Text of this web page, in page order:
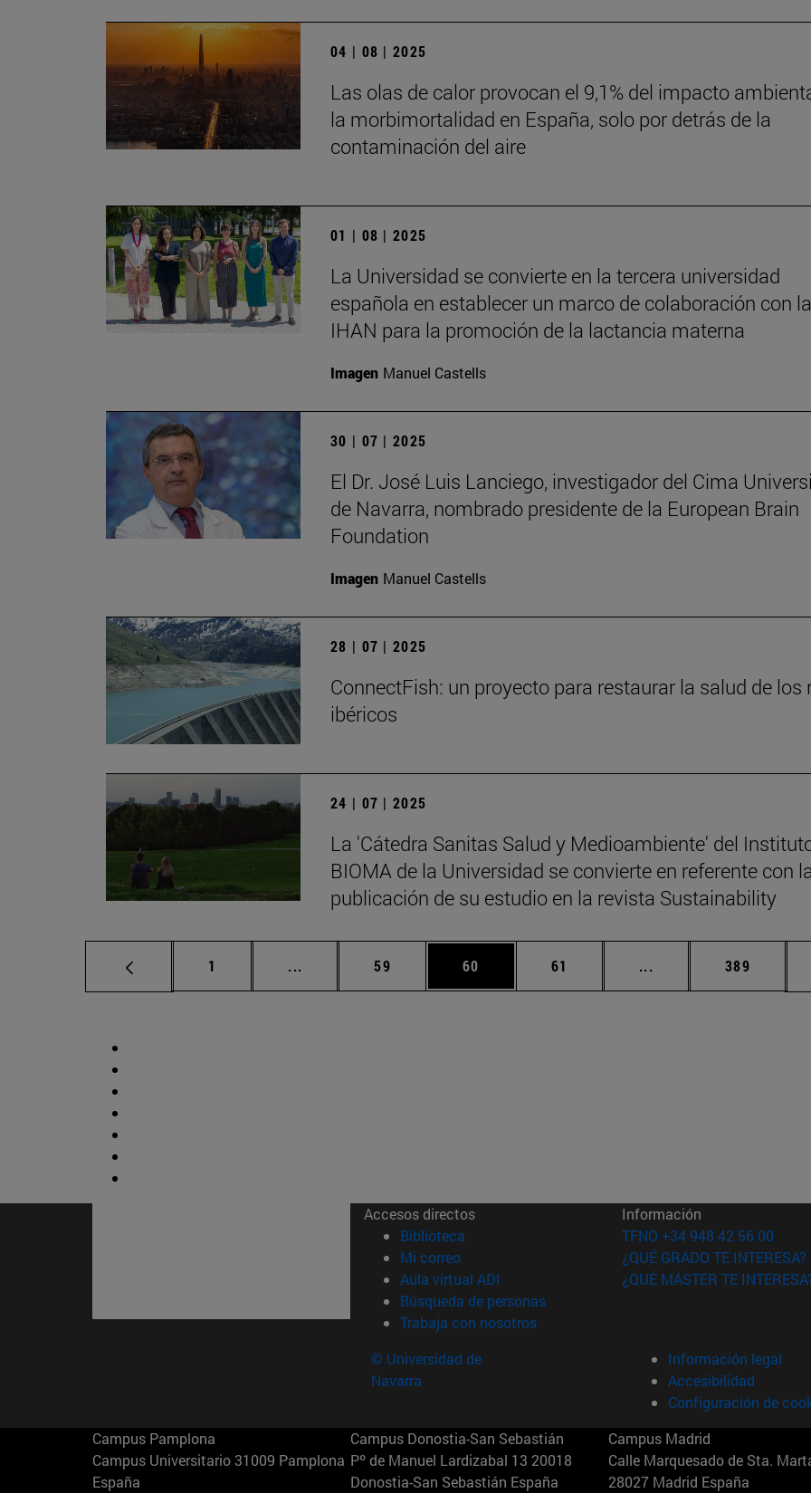
04 | 08 | 2025
Las olas de calor provocan el 9,1% del impacto
la morbimortalidad en España, solo por detrás de la
contaminación del aire
01 | 08 | 2025
La Universidad se convierte en la tercera universidad
española en establecer un marco de colaboración con la
IHAN para la promoción de la lactancia materna
Imagen Manuel Castells
30 | 07 | 2025
El Dr. José Luis Lanciego, investigador del Cima
de Navarra, nombrado presidente de la European Brain
Foundation
Imagen Manuel Castells
28 | 07 | 2025
ConnectFish: un proyecto para restaurar la salud de los
ibéricos
24 | 07 | 2025
La 'Cátedra Sanitas Salud y Medioambiente' del
BIOMA de la Universidad se convierte en referente con
publicación de su estudio en la revista Sustainability
Página
1 ... Páginas intermedias Use TAB para desplazarse.
Página
59 Página
60 Página
61 ... Páginas intermedias
Página
389
Accesos directos
Biblioteca (abre en nueva ventana)
Mi correo(abre en nueva ventana)
Aula virtual ADI (abre en nueva ventana)
Búsqueda de personas(abre en nueva ventana)
Trabaja con nosotros(abre en nueva ventana)
Información
TFNO +34 948 42 56 00
¿QUÉ GRADO TE INTERESA?
¿QUÉ MÁSTER TE
© Universidad de
Navarra
Información legal
Accesibilidad
Configuración de
Campus Pamplona
Campus Universitario 31009 Pamplona
España
Campus Donostia-San Sebastián
Pº de Manuel Lardizabal 13 20018
Donostia-San Sebastián España
Campus Madrid
Calle Marquesado de Sta.
28027 Madrid España